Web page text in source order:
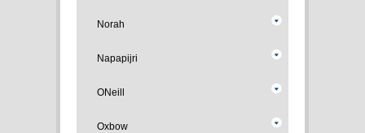
Norah
Napapijri
ONeill
Oxbow